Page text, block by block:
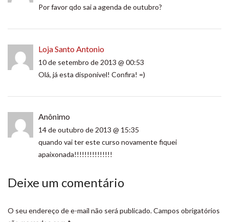
Por favor qdo sai a agenda de outubro?
Loja Santo Antonio
10 de setembro de 2013 @ 00:53
Olá, já esta disponível! Confira! =)
Anônimo
14 de outubro de 2013 @ 15:35
quando vai ter este curso novamente fiquei
apaixonada!!!!!!!!!!!!!!!
Deixe um comentário
O seu endereço de e-mail não será publicado.Campos obrigatórios